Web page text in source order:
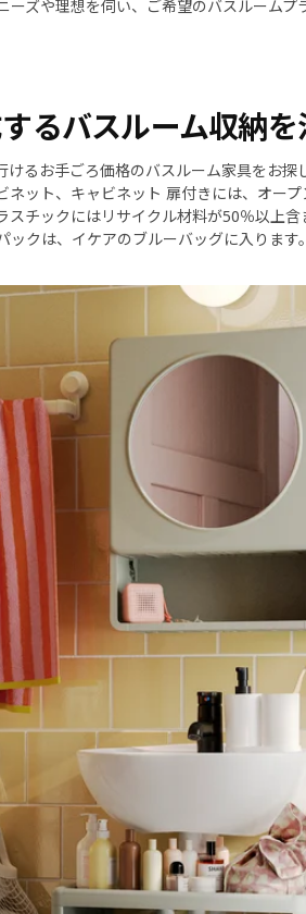
ズや理想を伺い、ご希望のバスルームプ
るバスルーム収納を
るお手ごろ価格のバスルーム家具をお探
ネット、キャビネット 扉付きには、オー
スチックにはリサイクル材料が50％以上
クは、イケアのブルーバッグに入ります。